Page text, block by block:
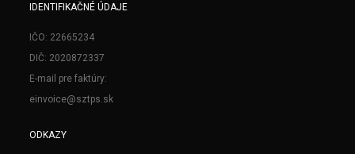
IDENTIFIKAČNÉ ÚDAJE
IČO: 22665234
DIČ: 2020872337
E-mail pre faktúry:
einvoice@sztps.sk
ODKAZY